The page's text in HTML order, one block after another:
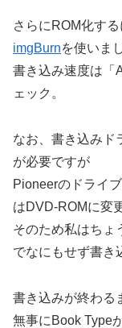
さらにROM化す
imgBurnを使いま
書き込み速度は「
ェック。
なお、書き込みド
が必要ですが
Pioneerのドライ
はDVD-ROMに変
そのため私はちょ
でなにもせず書き
書き込みが終わる
無事にBook Type